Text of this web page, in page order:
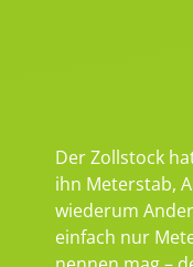
Der Zollstock
ihn Meterstab,
wiederum
einfach nur